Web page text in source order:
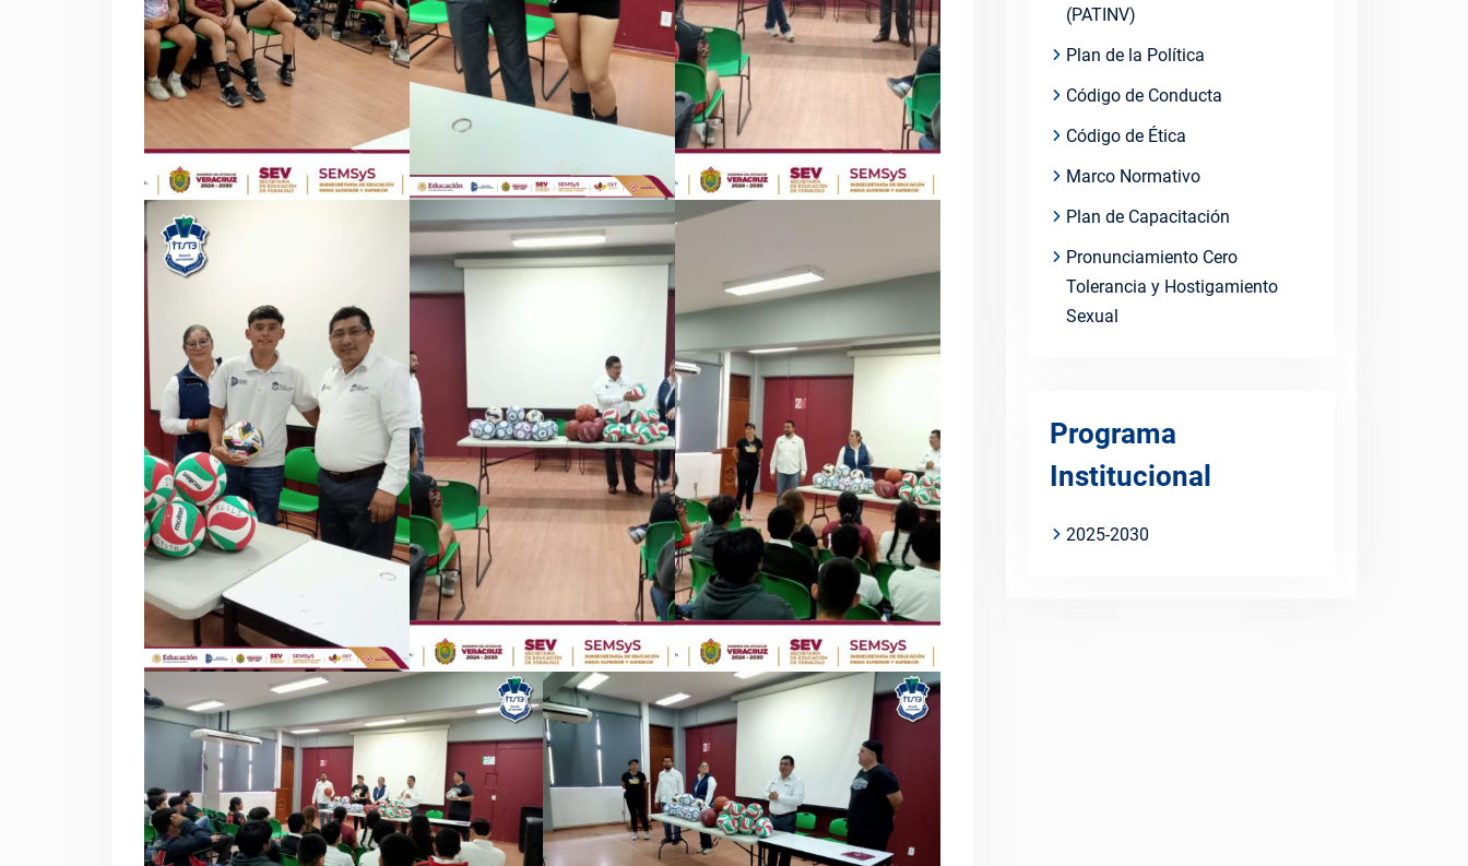
(PATINV)
Plan de la Política
Código de Conducta
Código de Ética
Marco Normativo
Plan de Capacitación
Pronunciamiento Cero
Tolerancia y Hostigamiento
Sexual
Programa
Institucional
2025-2030